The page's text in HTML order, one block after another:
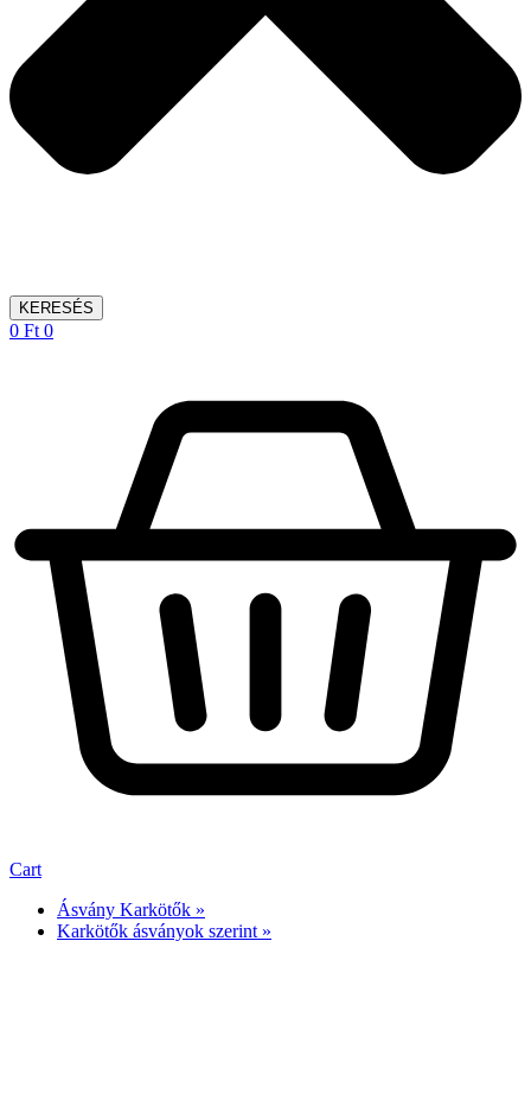
KERESÉS
0 Ft 0
Cart
Ásvány Karkötők »
Karkötők ásványok szerint »